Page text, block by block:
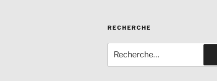
RECHERCHE
pour
: